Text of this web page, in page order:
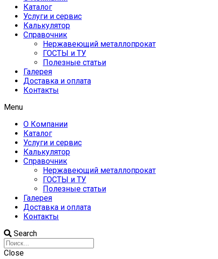
Каталог
Услуги и сервис
Калькулятор
Справочник
Нержавеющий металлопрокат
ГОСТЫ и ТУ
Полезные статьи
Галерея
Доставка и оплата
Контакты
Menu
О Компании
Каталог
Услуги и сервис
Калькулятор
Справочник
Нержавеющий металлопрокат
ГОСТЫ и ТУ
Полезные статьи
Галерея
Доставка и оплата
Контакты
Search
Close